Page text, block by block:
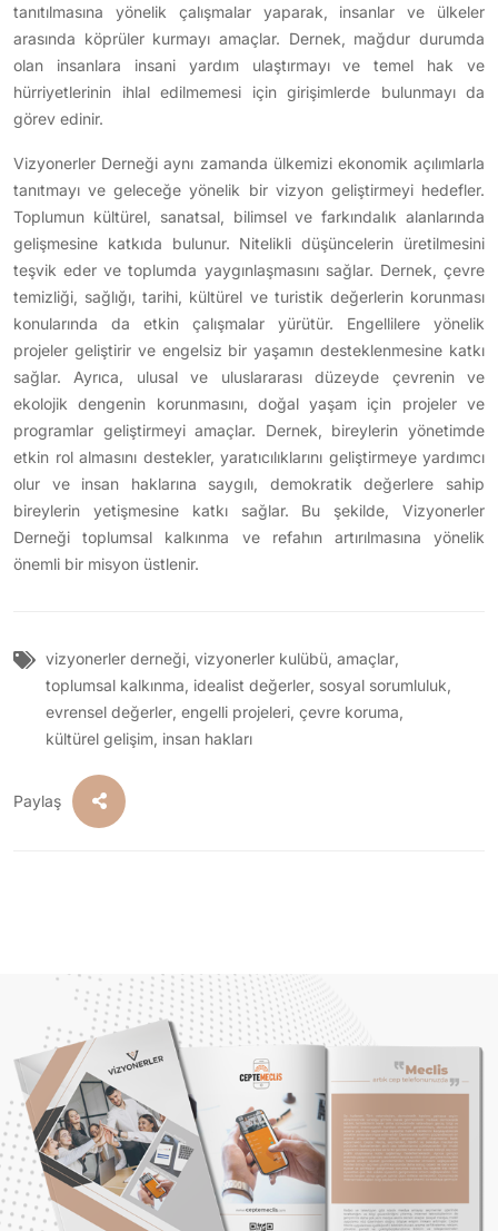
tanıtılmasına yönelik çalışmalar yaparak, insanlar ve ülkeler
arasında köprüler kurmayı amaçlar. Dernek, mağdur durumda
olan insanlara insani yardım ulaştırmayı ve temel hak ve
hürriyetlerinin ihlal edilmemesi için girişimlerde bulunmayı da
görev edinir.
Vizyonerler Derneği aynı zamanda ülkemizi ekonomik açılımlarla
tanıtmayı ve geleceğe yönelik bir vizyon geliştirmeyi hedefler.
Toplumun kültürel, sanatsal, bilimsel ve farkındalık alanlarında
gelişmesine katkıda bulunur. Nitelikli düşüncelerin üretilmesini
teşvik eder ve toplumda yaygınlaşmasını sağlar. Dernek, çevre
temizliği, sağlığı, tarihi, kültürel ve turistik değerlerin korunması
konularında da etkin çalışmalar yürütür. Engellilere yönelik
projeler geliştirir ve engelsiz bir yaşamın desteklenmesine katkı
sağlar. Ayrıca, ulusal ve uluslararası düzeyde çevrenin ve
ekolojik dengenin korunmasını, doğal yaşam için projeler ve
programlar geliştirmeyi amaçlar. Dernek, bireylerin yönetimde
etkin rol almasını destekler, yaratıcılıklarını geliştirmeye yardımcı
olur ve insan haklarına saygılı, demokratik değerlere sahip
bireylerin yetişmesine katkı sağlar. Bu şekilde, Vizyonerler
Derneği toplumsal kalkınma ve refahın artırılmasına yönelik
önemli bir misyon üstlenir.
vizyonerler derneği, vizyonerler kulübü, amaçlar,
toplumsal kalkınma, idealist değerler, sosyal sorumluluk,
evrensel değerler, engelli projeleri, çevre koruma,
kültürel gelişim, insan hakları
Paylaş